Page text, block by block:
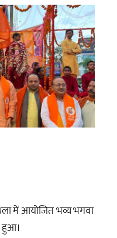
में आयोजित भव्य भगवा
हुआ।